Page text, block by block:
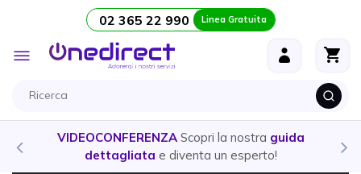
Salta al contenuto 02 365 22 990 Linea Gratuita
Toggle
Nav
guida
esperto!
CUFFIE E AURICOLARI- Ecco la
prodottopiù adatto alle tue